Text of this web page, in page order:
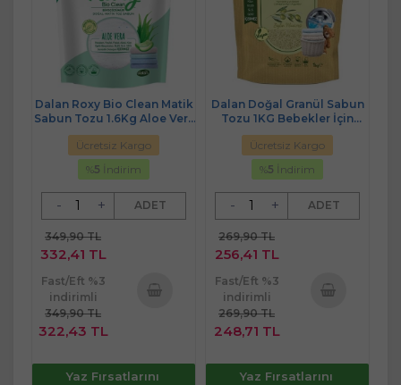
Dalan Roxy Bio Clean Matik
Sabun Tozu 1.6Kg Aloe Vera
(52 Yıkama)
Ücretsiz Kargo
%5 İndirim
- + ADET
349,90 TL
332,41 TL
Fast/Eft %3
indirimli
349,90 TL
322,43 TL
Yaz Fırsatlarını
Dalan Doğal Granül Sabun
Tozu 1KG Bebekler İçin
%100 Zeytinyağlı
Ücretsiz Kargo
%5 İndirim
- + ADET
269,90 TL
256,41 TL
Fast/Eft %3
indirimli
269,90 TL
248,71 TL
Yaz Fırsatlarını